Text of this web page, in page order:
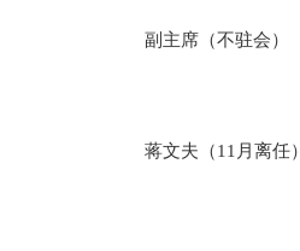
副主席（不驻会）
蒋文夫（11月离任）